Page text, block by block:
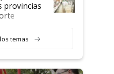
provincias
temas